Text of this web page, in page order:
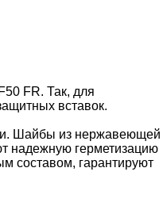
FR. Так, для
вставок.
Шайбы из нержавеющей
надежную герметизацию
составом, гарантируют